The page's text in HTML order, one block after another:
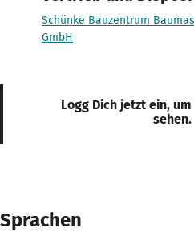
Schünke Bauzentrum
GmbH
Logg Dich jetzt ein,
sehen.
Sprachen